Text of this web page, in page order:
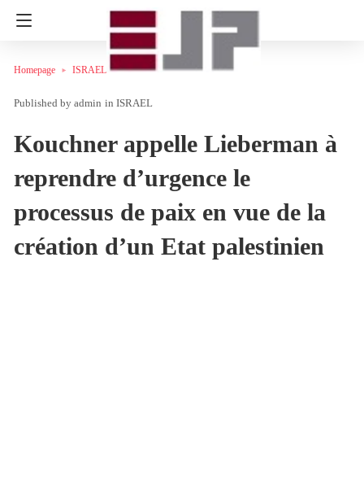
Homepage ISRAEL
admin in ISRAEL
Kouchner appelle Lieberman à
reprendre d’urgence le
processus de paix en vue de la
création d’un Etat palestinien